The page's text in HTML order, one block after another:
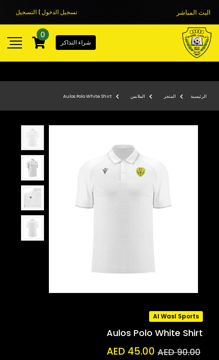
البث المباشر تسجيل الدخول | التسجيل
شراء التذاكر
0
الرئيسية المتجر الملابس Aulos Polo White Shirt
Al Wasl Sports
Aulos Polo White Shirt
AED 90.00
AED 45.00